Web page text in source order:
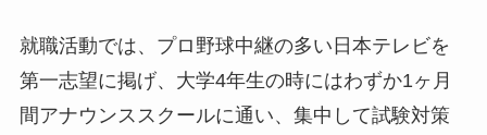
就職活動では、プロ野球中継の多い日本テレビを
第一志望に掲げ、大学4年生の時にはわずか1ヶ月
間アナウンススクールに通い、集中して試験対策